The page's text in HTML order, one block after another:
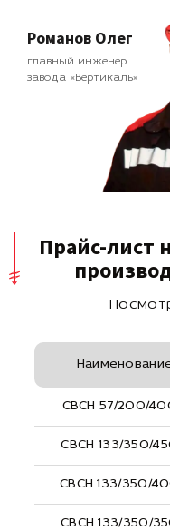
Романов Олег
главный инженер
завода «Вертикаль»
Прайс-лист
СВСН 57/200/
СВСН 133/350/
СВСН 133/350/
СВСН 133/350/